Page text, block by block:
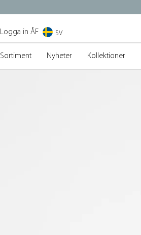
SV
Logga in ÅF
Sortiment Nyheter Kollektioner